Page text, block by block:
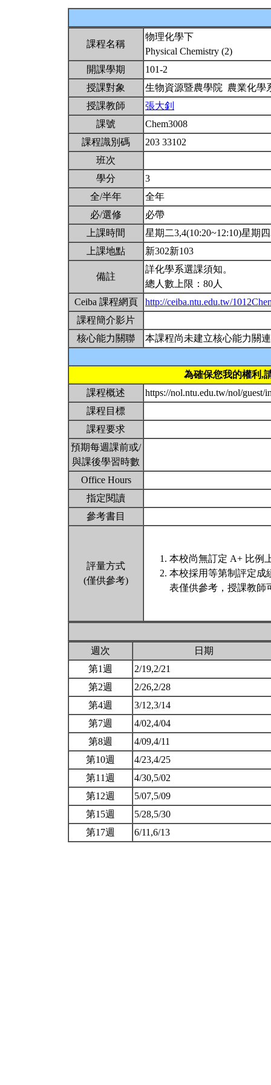
課程名稱
物理化學下
Physical Chemistry (2)
開課學期
101-2
授課對象
生物資源暨農學院 農業化
授課教師
張大釗
課號
Chem3008
課程識別碼
203 33102
班次
學分
3
全/半年
全年
必/選修
必帶
上課時間
星期二3,4(10:20~12:10)星期
上課地點
新302新103
備註
詳化學系選課須知。
總人數上限：80人
Ceiba 課程網頁
http://ceiba.ntu.edu.tw/
課程簡介影片
核心能力關聯
本課程尚未建立核心能力關連
為確保您我的權利,
課程概述
https://nol.ntu.edu.tw/nol/guest/
課程目標
課程要求
預期每週課前或/
與課後學習時數
Office Hours
指定閱讀
參考書目
評量方式
(僅供參考)
本校尚無訂定 A+ 比例
本校採用等第制評定成
表僅供參考，授課教師
週次
日期
第1週
2/19,2/21
第2週
2/26,2/28
第4週
3/12,3/14
第7週
4/02,4/04
第8週
4/09,4/11
第10週
4/23,4/25
第11週
4/30,5/02
第12週
5/07,5/09
第15週
5/28,5/30
第17週
6/11,6/13